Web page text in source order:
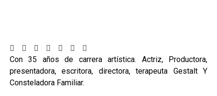
Con 35 años de carrera artística. Actriz, Productora,
presentadora, escritora, directora, terapeuta Gestalt Y
Consteladora Familiar.